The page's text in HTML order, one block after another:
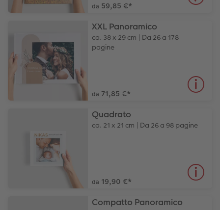
da 59,85 €*
XXL Panoramico
ca. 38 x 29 cm | Da 26 a 178
pagine
da 71,85 €*
Quadrato
ca. 21 x 21 cm | Da 26 a 98 pagine
da 19,90 €*
Compatto Panoramico